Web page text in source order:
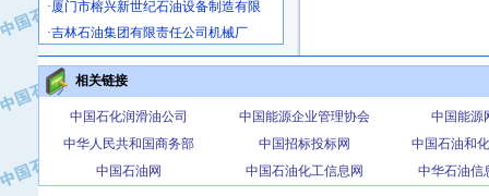
·吉林石油集团有限责任公司机械厂
·大港油田集团中成机械制造有限公司
·承德司达石油装备开发公司
·大港油田集团中成机械制造有限公司
·四川明星电缆有限公司
·中国石油大庆石油化工总厂
·北京三盈联合石油技术有限公司
相关链接
中国石化润滑油公司 中国能源企业管理协会
中国能源
中华人民共和国商务部
中国招标投标网
中国石油和
中国石油网
中国石油化工信息网 中华石油信